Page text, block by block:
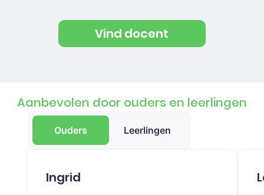
Vind docent
Aanbevolen door ouders en leerlingen
Ouders Leerlingen
Ingrid